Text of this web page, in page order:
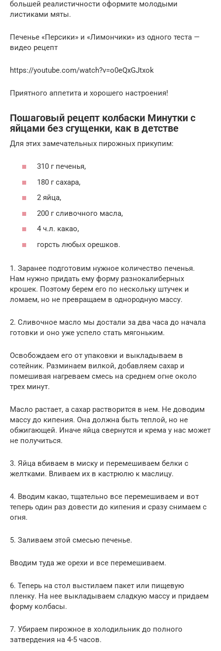
большей реалистичности оформите молодыми
листиками мяты.
Печенье «Персики» и «Лимончики» из одного теста —
видео рецепт
https://youtube.com/watch?v=o0eQxGJtxok
Приятного аппетита и хорошего настроения!
Пошаговый рецепт колбаски Минутки с
яйцами без сгущенки, как в детстве
Для этих замечательных пирожных прикупим:
310 г печенья,
180 г сахара,
2 яйца,
200 г сливочного масла,
4 ч.л. какао,
горсть любых орешков.
1. Заранее подготовим нужное количество печенья.
Нам нужно придать ему форму разнокалиберных
крошек. Поэтому берем его по нескольку штучек и
ломаем, но не превращаем в однородную массу.
2. Сливочное масло мы достали за два часа до начала
готовки и оно уже успело стать мягоньким.
Освобождаем его от упаковки и выкладываем в
сотейник. Разминаем вилкой, добавляем сахар и
помешивая нагреваем смесь на среднем огне около
трех минут.
Масло растает, а сахар растворится в нем. Не доводим
массу до кипения. Она должна быть теплой, но не
обжигающей. Иначе яйца свернутся и крема у нас может
не получиться.
3. Яйца вбиваем в миску и перемешиваем белки с
желтками. Вливаем их в кастрюлю к маслицу.
4. Вводим какао, тщательно все перемешиваем и вот
теперь один раз довести до кипения и сразу снимаем с
огня.
5. Заливаем этой смесью печенье.
Вводим туда же орехи и все перемешиваем.
6. Теперь на стол выстилаем пакет или пищевую
пленку. На нее выкладываем сладкую массу и придаем
форму колбасы.
7. Убираем пирожное в холодильник до полного
затвердения на 4-5 часов.